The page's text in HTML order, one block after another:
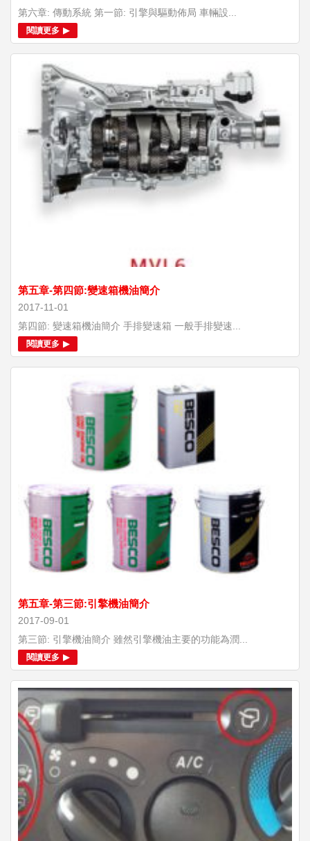
第六章: 傳動系統 第一節: 引擎與驅動佈局 車輛設...
閱讀更多
第五章-第四節:變速箱機油簡介
2017-11-01
第四節: 變速箱機油簡介 手排變速箱 一般手排變速...
閱讀更多
第五章-第三節:引擎機油簡介
2017-09-01
第三節: 引擎機油簡介 雖然引擎機油主要的功能為潤...
閱讀更多